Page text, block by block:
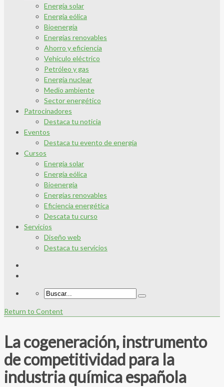
Energía solar
Energía eólica
Bioenergía
Energías renovables
Ahorro y eficiencia
Vehículo eléctrico
Petróleo y gas
Energía nuclear
Medio ambiente
Sector energético
Patrocinadores
Destaca tu noticia
Eventos
Destaca tu evento de energía
Cursos
Energía solar
Energía eólica
Bioenergía
Energías renovables
Eficiencia energética
Descata tu curso
Servicios
Diseño web
Destaca tu servicios
Return to Content
La cogeneración, instrumento
de competitividad para la
industria química española